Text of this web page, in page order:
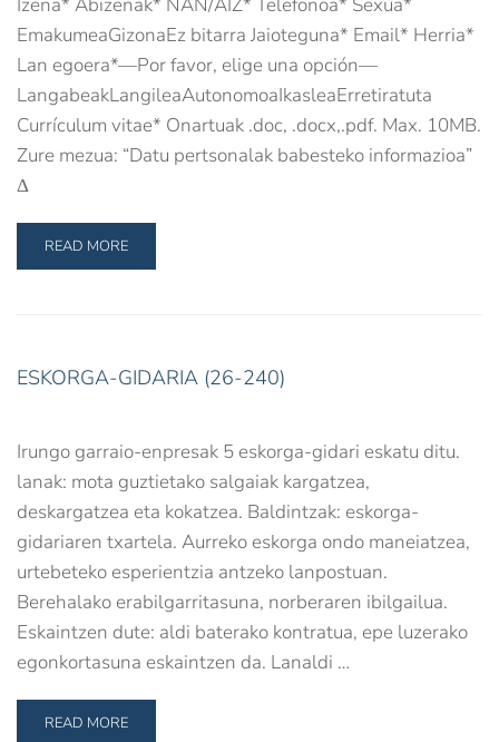
EmakumeaGizonaEz bitarra Jaioteguna* Email* Herria*
Lan egoera*—Por favor, elige una opción—
LangabeakLangileaAutonomoaIkasleaErretiratuta
Currículum vitae* Onartuak .doc, .docx,.pdf. Max. 10MB.
Zure mezua: “Datu pertsonalak babesteko informazioa”
Δ
READ MORE
ESKORGA-GIDARIA (26-240)
Irungo garraio-enpresak 5 eskorga-gidari eskatu ditu.
lanak: mota guztietako salgaiak kargatzea,
deskargatzea eta kokatzea. Baldintzak: eskorga-
gidariaren txartela. Aurreko eskorga ondo maneiatzea,
urtebeteko esperientzia antzeko lanpostuan.
Berehalako erabilgarritasuna, norberaren ibilgailua.
Eskaintzen dute: aldi baterako kontratua, epe luzerako
egonkortasuna eskaintzen da. Lanaldi …
READ MORE